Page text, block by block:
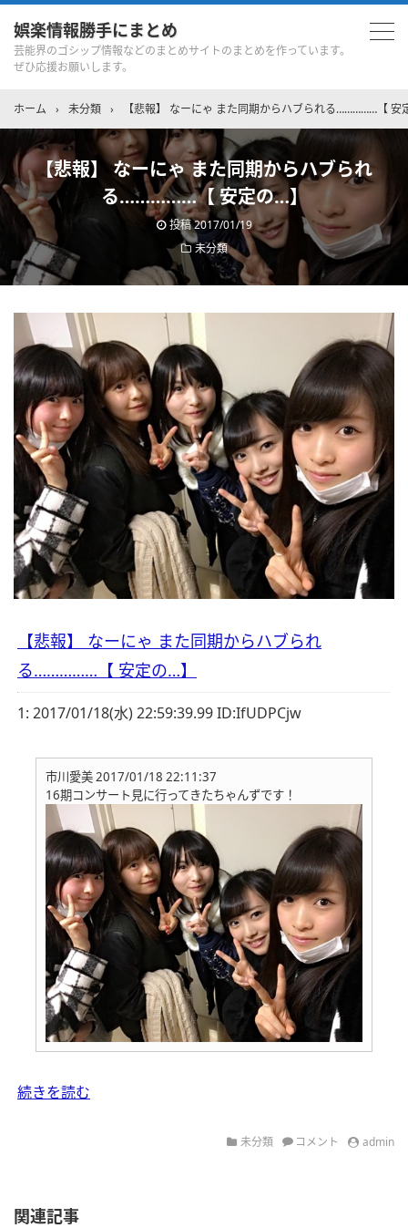
娯楽情報勝手にまとめ
芸能界のゴシップ情報などのまとめサイトのまとめを作っています。
ぜひ応援お願いします。
ホーム › 未分類 › 【悲報】 なーにゃ また同期からハブられる……………【 安
【悲報】 なーにゃ また同期からハブられ
る……………【 安定の…】
投稿2017/01/19
未分類
【悲報】 なーにゃ また同期からハブられ
る……………【 安定の…】
1: 2017/01/18(水) 22:59:39.99 ID:IfUDPCjw
市川愛美 2017/01/18 22:11:37
16期コンサート見に行ってきたちゃんずです！
続きを読む
未分類 コメント admin
関連記事